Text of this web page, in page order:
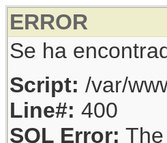
ERROR
Se ha
Script: /var/
Line#: 400
SQL Error: